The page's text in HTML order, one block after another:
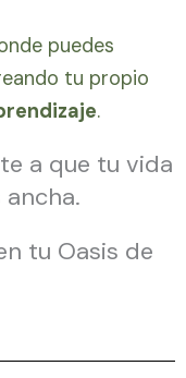
puedes
tu propio
.
a que tu vida
tu Oasis de